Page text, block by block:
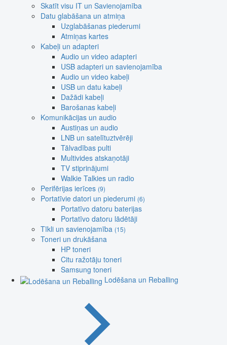
Skatīt visu IT un Savienojamība
Datu glabāšana un atmiņa
Uzglabāšanas piederumi
Atmiņas kartes
Kabeļi un adapteri
Audio un video adapteri
USB adapteri un savienojamība
Audio un video kabeļi
USB un datu kabeļi
Dažādi kabeļi
Barošanas kabeļi
Komunikācijas un audio
Austiņas un audio
LNB un satelītuztvērēji
Tālvadības pulti
Multivides atskaņotāji
TV stiprinājumi
Walkie Talkies un radio
Perifērijas ierīces (9)
Portatīvie datori un piederumi (6)
Portatīvo datoru baterijas
Portatīvo datoru lādētāji
Tīkli un savienojamība (15)
Toneri un drukāšana
HP toneri
Citu ražotāju toneri
Samsung toneri
Lodēšana un Reballing